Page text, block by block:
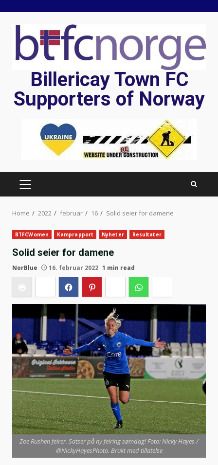
content
Billericay Town FC
Supporters of Norway
PRIMARY
MENU
Home 2022 februar 16 Solid seier for damene
BTFCWomen Kamprapport Nyheter Resultater
Solid seier for damene
NorBlue 16. februar 2022 1 min read
Zoe Rushen feirer. Satser på ny feiring sømdag! Foto: Nicky Hayes /
@NickyHayesPhoto. Brukt med tillatelse